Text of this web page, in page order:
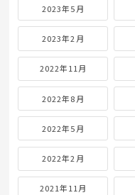
2023年5月
2023年2月
2022年11月
2022年8月
2022年5月
2022年2月
2021年11月